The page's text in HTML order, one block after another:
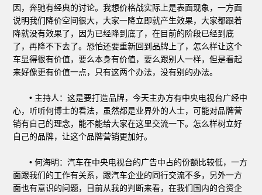
因，奔驰有经典的讨论。我想价格战实际上是表面现象，一方面
说明我们降价空间很大，大家一降立即就产生效果，大家都跟着
降就没有效果了，因为已经降到底了，在目前的阶段已经到底
了，再降不下去了。恐怕还要重新回到品牌上了，怎么样让这个
车显得很有价值，要么本身有价值，要么跟别人一样，但是看起
来好像更有价值一点，只有这两个办法，没有别的办法。
• 主持人：这是要打造品牌，今天主办方有中央电视台广经中
心，听听何博士的看法，虽然都是业界外的人士，可能对品牌营
销有自己的理念，能不能给大家在这里交流一下。怎么样树立好
自己的品牌，让这个品牌营销更加好。
• 何海明：汽车在中央电视台的广告中占的份额比较低，一方
面跟我们的工作有关系，跟汽车企业的同行交流不多，另外一方
面也有意识的问题，目前从我的判断来看，在我们国内的合资企